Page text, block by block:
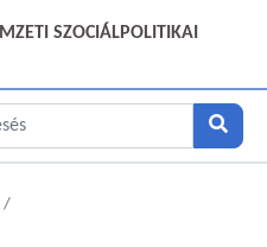
SZOCIÁLPOLITIKAI